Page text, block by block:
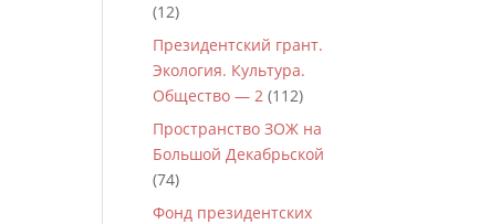
(12)
Президентский грант.
Экология. Культура.
Общество — 2 (112)
Пространство ЗОЖ на
Большой Декабрьской
(74)
Фонд президентских